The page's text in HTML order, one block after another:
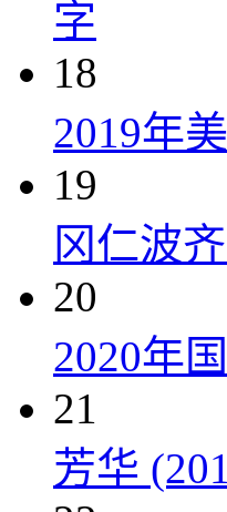
字
18
2019年
19
冈仁波
20
2020年
21
芳华